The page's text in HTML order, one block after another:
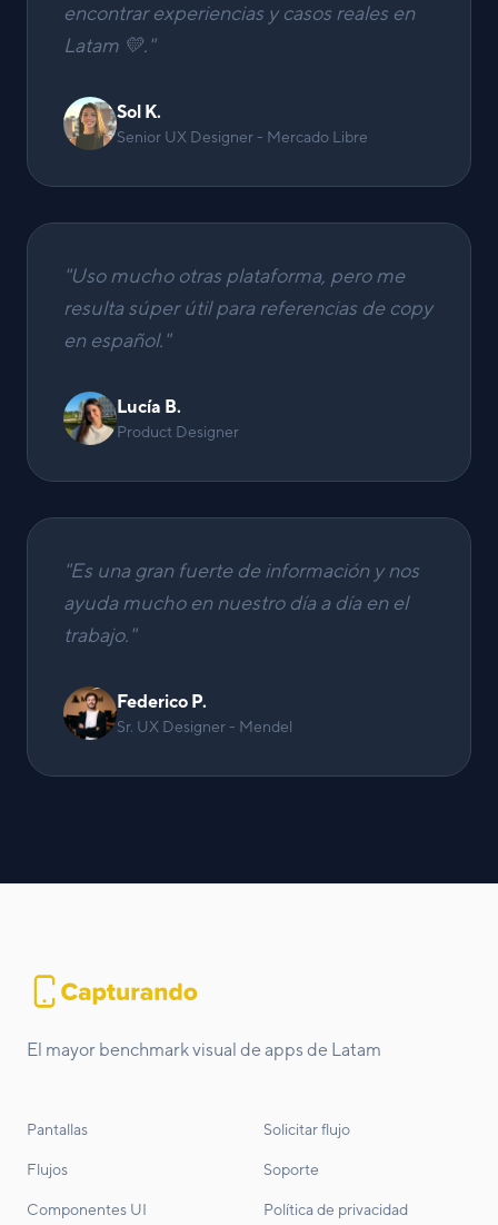
encontrar experiencias y casos reales en
Latam 💛."
Sol K.
Senior UX Designer - Mercado Libre
"Uso mucho otras plataforma, pero me
resulta súper útil para referencias de copy
en español."
Lucía B.
Product Designer
"Es una gran fuerte de información y nos
ayuda mucho en nuestro día a día en el
trabajo."
Federico P.
Sr. UX Designer - Mendel
El mayor benchmark visual de apps de Latam
Pantallas
Flujos
Componentes UI
Solicitar flujo
Soporte
Política de privacidad